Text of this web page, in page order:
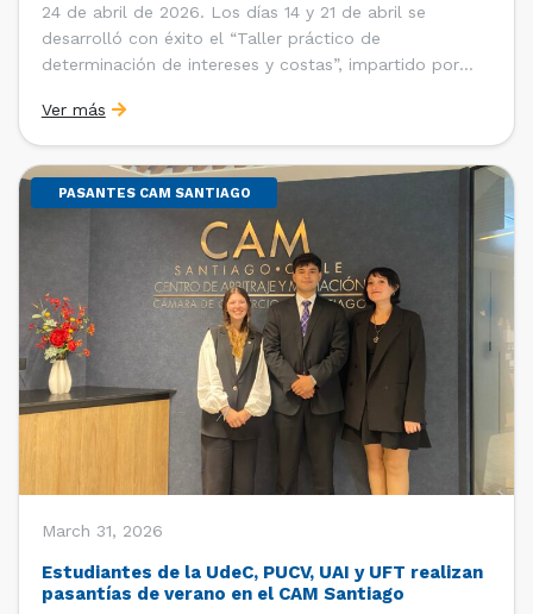
24 de abril de 2026. Los días 14 y 21 de abril se
desarrolló con éxito el “Taller práctico de
determinación de intereses y costas”, impartido por
Universidad Católica de Chile y Magíster en Economía
de la Universidad de Chicago) y María Luisa Petitpas
[…]
Ver más
PASANTES CAM SANTIAGO
March 31, 2026
Estudiantes de la UdeC, PUCV, UAI y UFT realizan
pasantías de verano en el CAM Santiago